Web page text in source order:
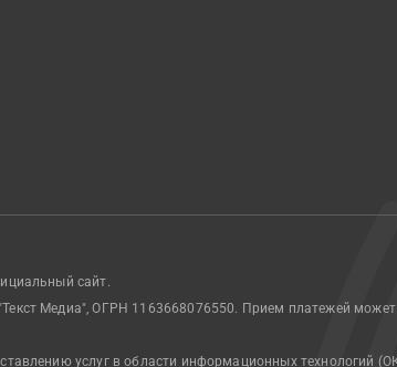
сайт.
Медиа", ОГРН 1163668076550. Прием платежей может
услуг в области информационных технологий